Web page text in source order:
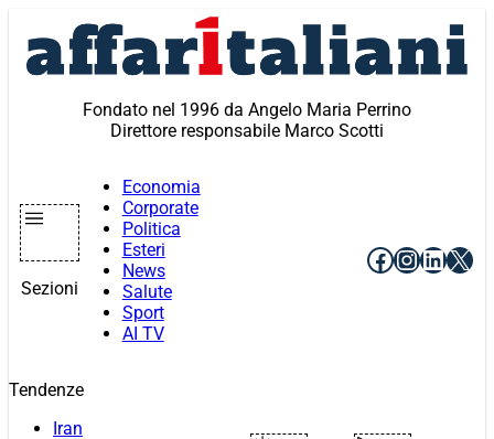
contenuto
Fondato nel 1996 da Angelo Maria Perrino
Direttore responsabile Marco Scotti
Sezioni
Economia
Corporate
Politica
Esteri
News
Salute
Sport
AI TV
Facebook
X
Tendenze
Iran